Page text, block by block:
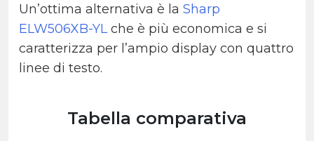
Un’ottima alternativa è la Sharp
ELW506XB-YL che è più economica e si
caratterizza per l’ampio display con quattro
linee di testo.
Tabella comparativa